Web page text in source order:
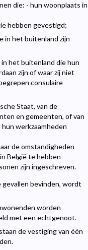
die: - hun woonplaats in
hebben gevestigd;
in het buitenland zijn
het buitenland die hun
zijn of waar zij niet
consulaire
Staat, van de
en gemeenten, of van
werkzaamheden
de omstandigheden
België te hebben
zijn ingeschreven.
gevallen bevinden, wordt
worden
met een echtgenoot.
de vestiging van één